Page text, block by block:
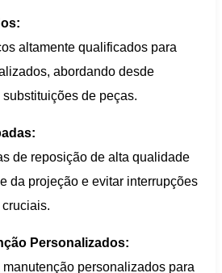
altamente qualificados para
abordando desde
de peças.
de reposição de alta qualidade
da projeção e evitar interrupções
Personalizados:
personalizados para